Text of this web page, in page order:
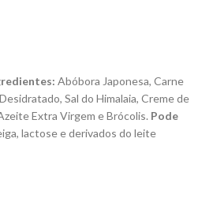
Abóbora Japonesa, Carne
Sal do Himalaia, Creme de
Extra Virgem e Brócolis. Pode
lactose e derivados do leite